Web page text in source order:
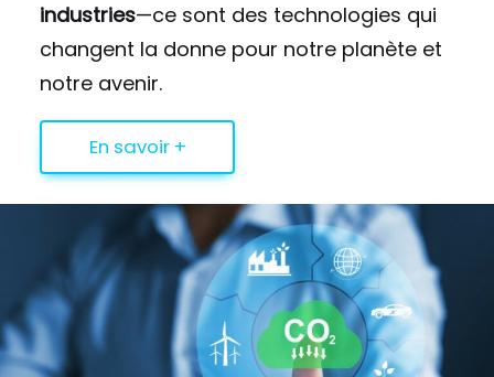
industries—ce sont des technologies qui
changent la donne pour notre planète et
notre avenir.
En savoir +